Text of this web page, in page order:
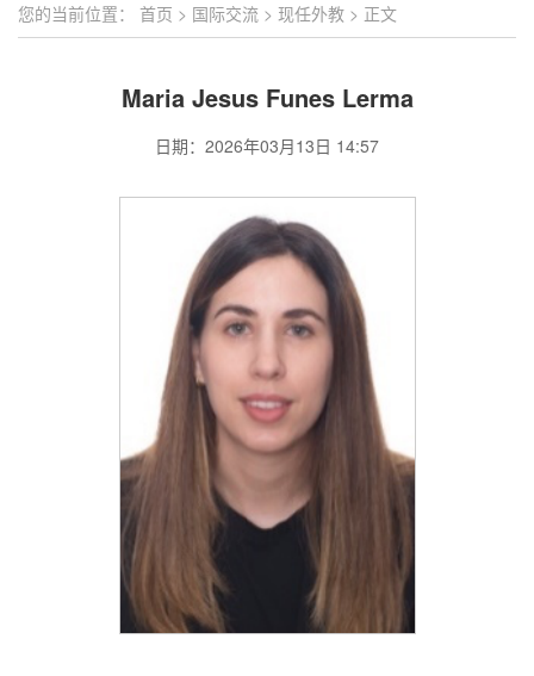
您的当前位置： 首页 > 国际交流 > 现任外教 > 正文
Maria Jesus Funes Lerma
日期：2026年03月13日 14:57